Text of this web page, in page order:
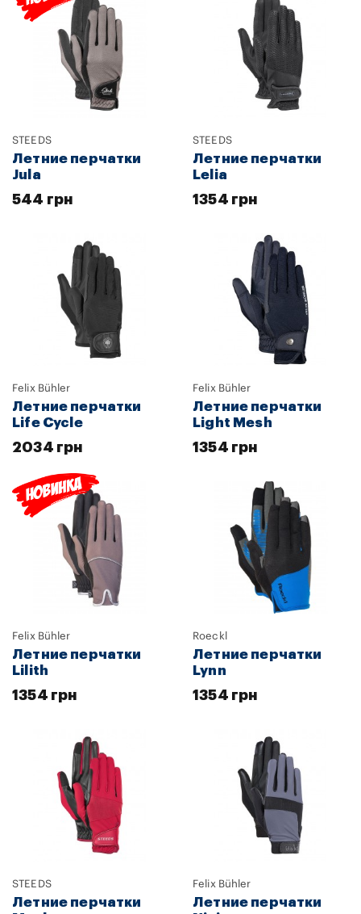
STEEDS
Летние перчатки
Jula
544 грн
STEEDS
Летние перчатки
Lelia
1354 грн
Felix Bühler
Летние перчатки
Life Cycle
2034 грн
Felix Bühler
Летние перчатки
Light Mesh
1354 грн
Felix Bühler
Летние перчатки
Lilith
1354 грн
Roeckl
Летние перчатки
Lynn
1354 грн
STEEDS
Летние перчатки
Felix Bühler
Летние перчатки